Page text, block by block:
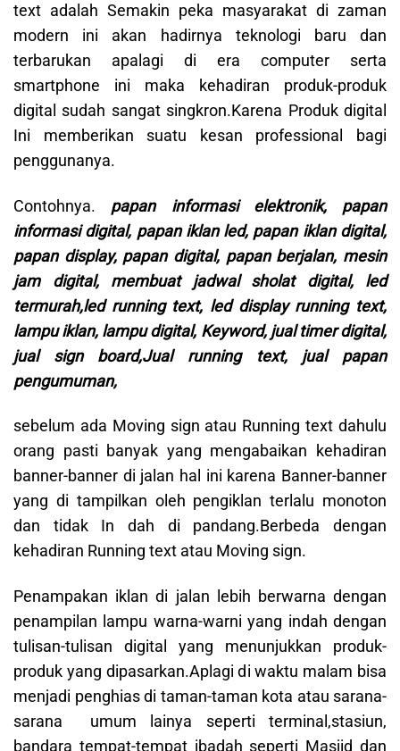
text adalah Semakin peka masyarakat di zaman
modern ini akan hadirnya teknologi baru dan
terbarukan apalagi di era computer serta
smartphone ini maka kehadiran produk-produk
digital sudah sangat singkron.Karena Produk digital
Ini memberikan suatu kesan professional bagi
penggunanya.
Contohnya. papan informasi elektronik, papan
informasi digital, papan iklan led, papan iklan digital,
papan display, papan digital, papan berjalan, mesin
jam digital, membuat jadwal sholat digital, led
termurah,led running text, led display running text,
lampu iklan, lampu digital, Keyword, jual timer digital,
jual sign board,Jual running text, jual papan
pengumuman,
sebelum ada Moving sign atau Running text dahulu
orang pasti banyak yang mengabaikan kehadiran
banner-banner di jalan hal ini karena Banner-banner
yang di tampilkan oleh pengiklan terlalu monoton
dan tidak In dah di pandang.Berbeda dengan
kehadiran Running text atau Moving sign.
Penampakan iklan di jalan lebih berwarna dengan
penampilan lampu warna-warni yang indah dengan
tulisan-tulisan digital yang menunjukkan produk-
produk yang dipasarkan.Aplagi di waktu malam bisa
menjadi penghias di taman-taman kota atau sarana-
sarana umum lainya seperti terminal,stasiun,
bandara tempat-tempat ibadah seperti Masjid dan